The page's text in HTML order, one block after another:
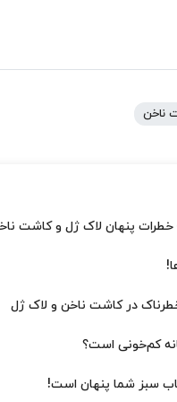
ناخن
خطرات پنهان لاک ژل و کاشت
در کاشت ناخن و لاک ژل
کم‌خونی است؟
سبز شما پنهان است!